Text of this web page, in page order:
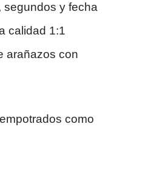
segundos y fecha
calidad 1:1
arañazos con
como